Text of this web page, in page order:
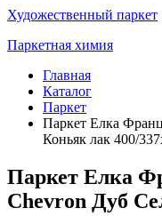
Художественный паркет
Паркетная химия
Главная
Каталог
Паркет
Паркет Елка
Коньяк лак 400/
Паркет Елка
Chevron Дуб